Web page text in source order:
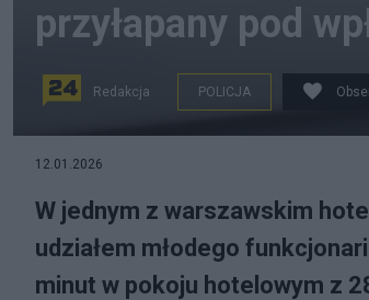
przyłapany pod
Redakcja POLICJA
12.01.2026
W jednym z warszawskim
udziałem młodego
minut w pokoju hotelowym z